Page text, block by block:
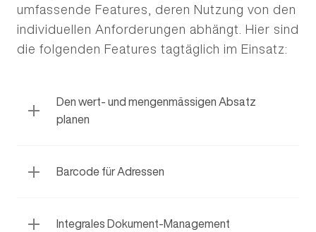
umfassende Features, deren Nutzung von den
individuellen Anforderungen abhängt. Hier sind
die folgenden Features tagtäglich im Einsatz:
Den wert- und mengenmässigen Absatz
planen
Barcode für Adressen
Integrales Dokument-Management